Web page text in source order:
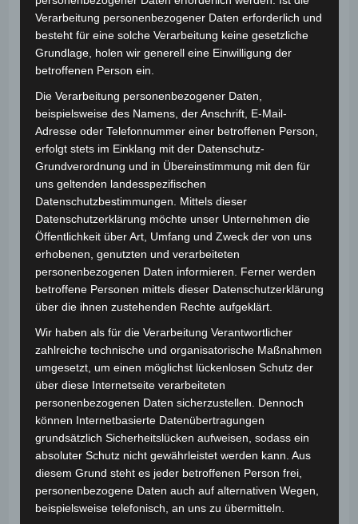
erahnen welch Wirkung Zauberei auf ein Team haben
kann. Schon alleine das gemeinschaftliche Staunen
oder auch lachen schafft es Menschen ein wenig
näher zusammen zu bringen.
Was da erst passiert, wenn Menschen gemeinsam
Zaubern üben und Wunder für andere vollbringen?
Meiner Erfahrung nach steckt hier ungeheuerlich viel
Potenzial drinnen! Und genau aus diesem Grund,
habe ich mich dazu entschlossen das Angebot der
Zauberakademie nun in diese Richtung zu erweitern.
Ziel sind magische Teambuilding Events für
Menschen, die zusammen arbeiten, aber sonst noch
nie etwas in dieser Richtung gemacht haben. Dabei
werden nicht „nur“ Tricks geübt, denn es gehört
weitaus mehr dazu, gemeinsam eine Show
aufzubauen und zu spielen!
Mehr Info dazu finden Sie unter…
Teambuilding – Zauberakademie Wiener Neustadt
DAS KÖNNTE DIR AUCH GEFALLEN
Verarbeitung personenbezogener Daten erforderlich und
besteht für eine solche Verarbeitung keine gesetzliche
Grundlage, holen wir generell eine Einwilligung der
betroffenen Person ein.
Die Verarbeitung personenbezogener Daten,
beispielsweise des Namens, der Anschrift, E-Mail-
Adresse oder Telefonnummer einer betroffenen Person,
erfolgt stets im Einklang mit der Datenschutz-
Grundverordnung und in Übereinstimmung mit den für
uns geltenden landesspezifischen
Datenschutzbestimmungen. Mittels dieser
Datenschutzerklärung möchte unser Unternehmen die
Öffentlichkeit über Art, Umfang und Zweck der von uns
erhobenen, genutzten und verarbeiteten
personenbezogenen Daten informieren. Ferner werden
betroffene Personen mittels dieser Datenschutzerklärung
über die ihnen zustehenden Rechte aufgeklärt.
Wir haben als für die Verarbeitung Verantwortlicher
zahlreiche technische und organisatorische Maßnahmen
umgesetzt, um einen möglichst lückenlosen Schutz der
über diese Internetseite verarbeiteten
personenbezogenen Daten sicherzustellen. Dennoch
können Internetbasierte Datenübertragungen
grundsätzlich Sicherheitslücken aufweisen, sodass ein
absoluter Schutz nicht gewährleistet werden kann. Aus
diesem Grund steht es jeder betroffenen Person frei,
personenbezogene Daten auch auf alternativen Wegen,
beispielsweise telefonisch, an uns zu übermitteln.